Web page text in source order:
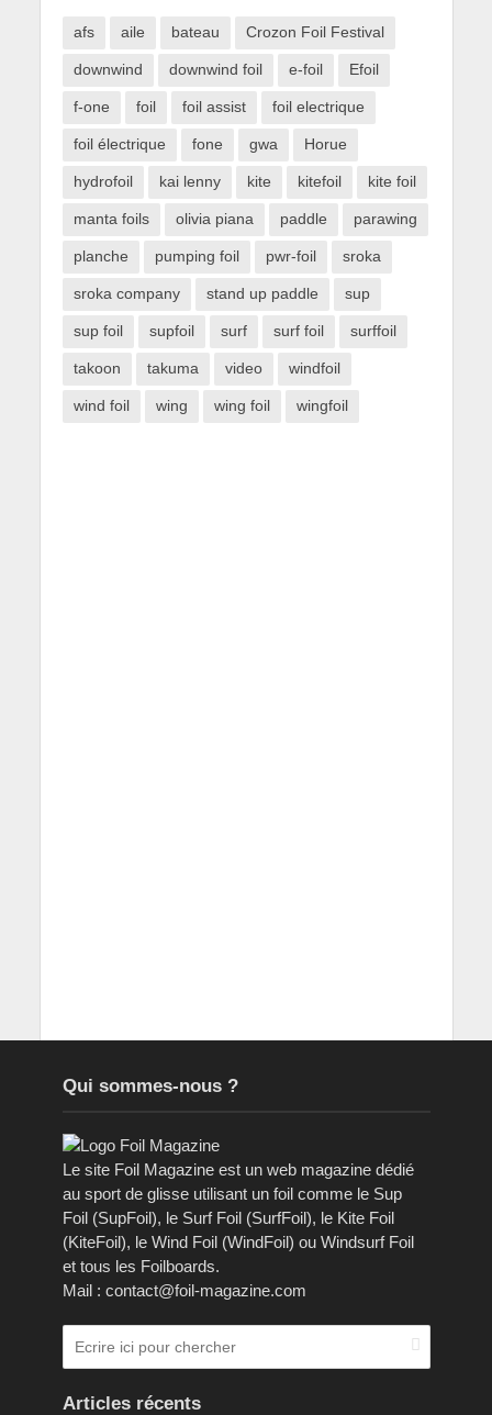
afs aile bateau Crozon Foil Festival
downwind downwind foil e-foil Efoil
f-one foil foil assist foil electrique
foil électrique fone gwa Horue
hydrofoil kai lenny kite kitefoil kite foil
manta foils olivia piana paddle parawing
planche pumping foil pwr-foil sroka
sroka company stand up paddle sup
sup foil supfoil surf surf foil surffoil
takoon takuma video windfoil
wind foil wing wing foil wingfoil
Qui sommes-nous ?
Le site Foil Magazine est un web magazine dédié
au sport de glisse utilisant un foil comme le Sup
Foil (SupFoil), le Surf Foil (SurfFoil), le Kite Foil
(KiteFoil), le Wind Foil (WindFoil) ou Windsurf Foil
et tous les Foilboards.
Mail : contact@foil-magazine.com
Articles récents